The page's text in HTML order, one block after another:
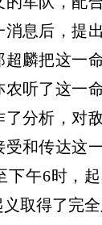
消息后，提
超麟把这一
农听了这一
了分析，对
受和传达这
下午6时，
取得了完全